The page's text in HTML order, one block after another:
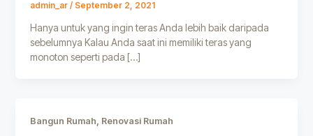
admin_ar / September 2, 2021
Hanya untuk yang ingin teras Anda lebih baik daripada
sebelumnya Kalau Anda saat ini memiliki teras yang
monoton seperti pada […]
Bangun Rumah Renovasi Rumah